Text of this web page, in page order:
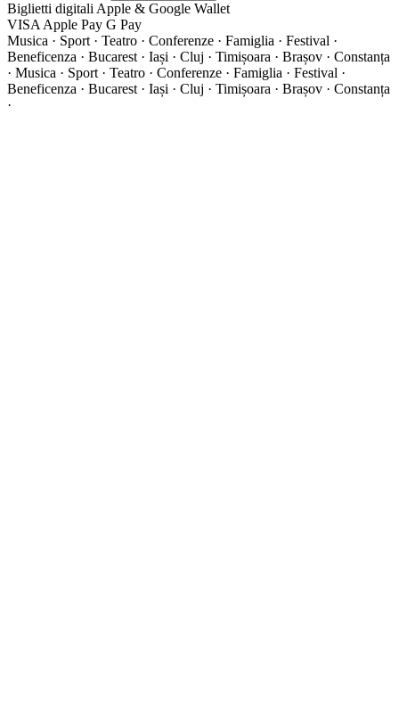
Biglietti digitali Apple & Google Wallet
VISA Apple Pay G Pay
Musica · Sport · Teatro · Conferenze · Famiglia · Festival ·
Beneficenza · Bucarest · Iași · Cluj · Timișoara · Brașov · Constanța
· Musica · Sport · Teatro · Conferenze · Famiglia · Festival ·
Beneficenza · Bucarest · Iași · Cluj · Timișoara · Brașov · Constanța
·